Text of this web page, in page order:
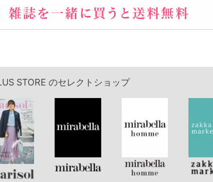
STORE のセレクトショップ